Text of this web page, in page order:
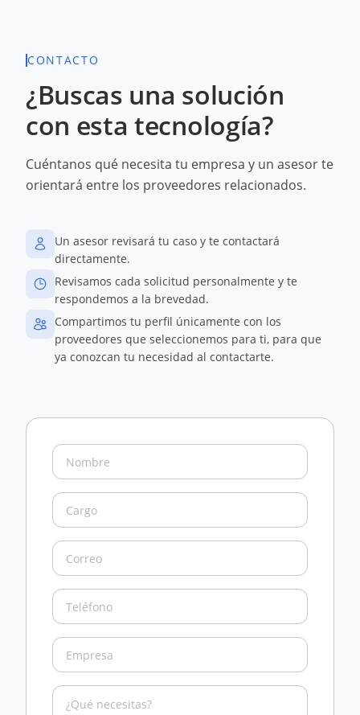
CONTACTO
¿Buscas una solución
con esta tecnología?
Cuéntanos qué necesita tu empresa y un asesor te
orientará entre los proveedores relacionados.
Un asesor revisará tu caso y te contactará
directamente.
Revisamos cada solicitud personalmente y te
respondemos a la brevedad.
Compartimos tu perfil únicamente con los
proveedores que seleccionemos para ti, para que
ya conozcan tu necesidad al contactarte.